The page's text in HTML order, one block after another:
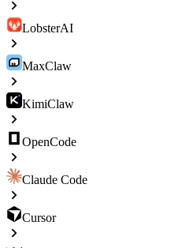
LobsterAI
MaxClaw
KimiClaw
OpenCode
Claude Code
Cursor